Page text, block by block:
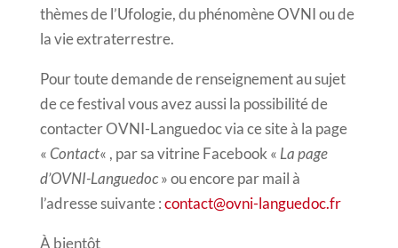
thèmes de l’Ufologie, du phénomène OVNI ou de
la vie extraterrestre.
Pour toute demande de renseignement au sujet
de ce festival vous avez aussi la possibilité de
contacter OVNI-Languedoc via ce site à la page
« Contact« , par sa vitrine Facebook « La page
d’OVNI-Languedoc» ou encore par mail à
l’adresse suivante :contact@ovni-languedoc.fr
À bientôt